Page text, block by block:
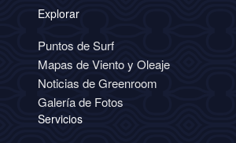
Explorar
Puntos de Surf
Mapas de Viento y Oleaje
Noticias de Greenroom
Galería de Fotos
Servicios